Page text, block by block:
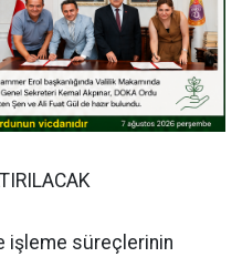
işleme süreçlerinin